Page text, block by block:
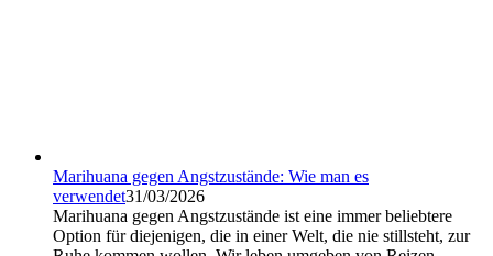
Marihuana gegen Angstzustände: Wie man es
verwendet31/03/2026
Marihuana gegen Angstzustände ist eine immer beliebtere
Option für diejenigen, die in einer Welt, die nie stillsteht, zur